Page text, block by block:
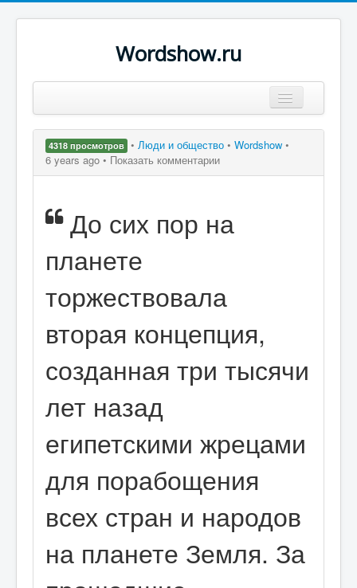
Wordshow.ru
Популярные цитаты
Поиск
4318 просмотров • Люди и общество • Wordshow •
6 years ago • Показать комментарии
До сих пор на
планете
торжествовала
вторая концепция,
созданная три тысячи
лет назад
египетскими жрецами
для порабощения
всех стран и народов
на планете Земля. За